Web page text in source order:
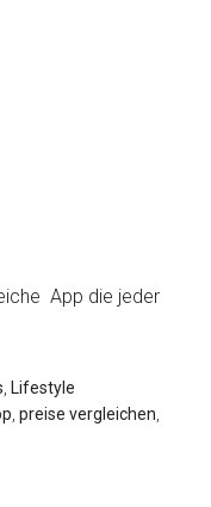
App die jeder
Lifestyle
,preise vergleichen